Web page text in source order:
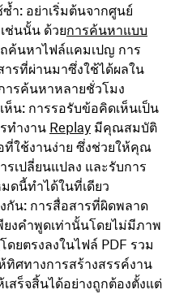
ซ้ำ: อย่าเริ่มต้นจากศูนย์
ช่นนั้น ด้วยการค้นหาแบบ
ค้นหาไฟล์แคมเปญ การ
รที่ผ่านมาซึ่งใช้ได้ผลใน
ารค้นหาหลายชั่วโมง
ห็น: การรอรับข้อคิดเห็นเป็น
ทำงาน Replay มีคุณสมบัติ
ใช้งานง่าย ซึ่งช่วยให้คุณ
เปลี่ยนแปลง และรับการ
ดนี้ทำได้ในที่เดียว
กัน: การสื่อสารที่ผิดพลาด
ยงคำพูดเท่านั้นโดยไม่มีภาพ
โดยตรงลงในไฟล์ PDF รวม
ศทางการสร้างสรรค์งาน
สร็จสิ้นได้อย่างถูกต้องตั้งแต่